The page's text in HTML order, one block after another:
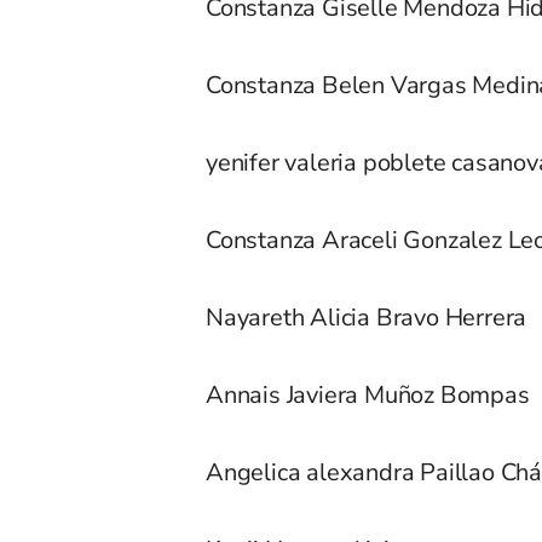
Constanza Giselle Mendoza
Constanza Belen Vargas
yenifer valeria poblete
Constanza Araceli Gonzalez
Nayareth Alicia Bravo Herrera
Annais Javiera Muñoz Bompas
Angelica alexandra Paillao